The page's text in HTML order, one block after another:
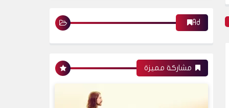
Ad
مشاركة مميزة